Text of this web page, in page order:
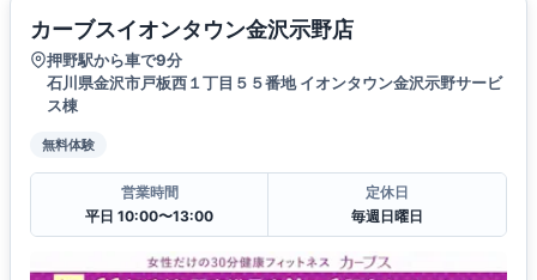
カーブスイオンタウン金沢示野店
押野駅から車で9分
石川県金沢市戸板西１丁目５５番地 イオンタウン金沢示野サービ
ス棟
無料体験
営業時間
平日 10:00〜13:00
定休日
毎週日曜日